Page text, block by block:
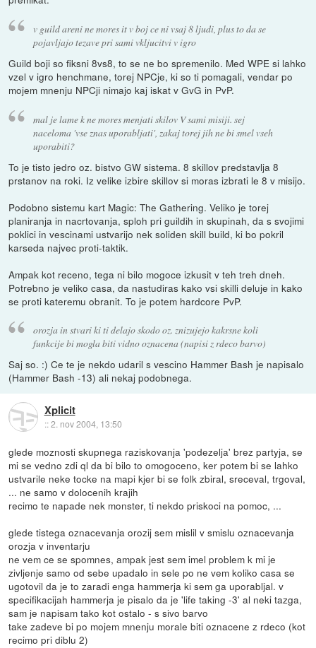
v guild areni ne mores it v boj ce ni vsaj 8 ljudi, plus to da se
pojavljajo tezave pri sami vkljucitvi v igro
Guild boji so fiksni 8vs8, to se ne bo spremenilo. Med WPE si lahko
vzel v igro henchmane, torej NPCje, ki so ti pomagali, vendar po
mojem mnenju NPCji nimajo kaj iskat v GvG in PvP.
mal je lame k ne mores menjati skilov V sami misiji. sej
naceloma 'vse znas uporabljati', zakaj torej jih ne bi smel vseh
uporabiti?
To je tisto jedro oz. bistvo GW sistema. 8 skillov predstavlja 8
prstanov na roki. Iz velike izbire skillov si moras izbrati le 8 v misijo.
Podobno sistemu kart Magic: The Gathering. Veliko je torej
planiranja in nacrtovanja, sploh pri guildih in skupinah, da s svojimi
poklici in vescinami ustvarijo nek soliden skill build, ki bo pokril
karseda najvec proti-taktik.
Ampak kot receno, tega ni bilo mogoce izkusit v teh treh dneh.
Potrebno je veliko casa, da nastudiras kako vsi skilli deluje in kako
se proti kateremu obranit. To je potem hardcore PvP.
orozja in stvari ki ti delajo skodo oz. znizujejo kakrsne koli
funkcije bi mogla biti vidno oznacena (napisi z rdeco barvo)
Saj so. :) Ce te je nekdo udaril s vescino Hammer Bash je napisalo
(Hammer Bash -13) ali nekaj podobnega.
Xplicit
::2. nov 2004, 13:50
glede moznosti skupnega raziskovanja 'podezelja' brez partyja, se
mi se vedno zdi ql da bi bilo to omogoceno, ker potem bi se lahko
ustvarile neke tocke na mapi kjer bi se folk zbiral, sreceval, trgoval,
... ne samo v dolocenih krajih
recimo te napade nek monster, ti nekdo priskoci na pomoc, ...
glede tistega oznacevanja orozij sem mislil v smislu oznacevanja
orozja v inventarju
ne vem ce se spomnes, ampak jest sem imel problem k mi je
zivljenje samo od sebe upadalo in sele po ne vem koliko casa se
ugotovil da je to zaradi enga hammerja ki sem ga uporabljal. v
specifikacijah hammerja je pisalo da je 'life taking -3' al neki tazga,
sam je napisam tako kot ostalo - s sivo barvo
take zadeve bi po mojem mnenju morale biti oznacene z rdeco (kot
recimo pri diblu 2)